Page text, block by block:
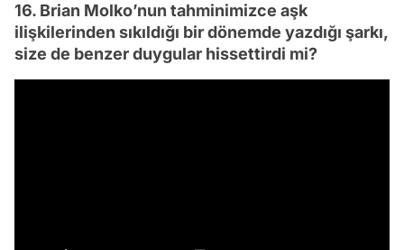
16. Brian Molko’nun tahminimizce aşk
ilişkilerinden sıkıldığı bir dönemde yazdığı şarkı,
size de benzer duygular hissettirdi mi?